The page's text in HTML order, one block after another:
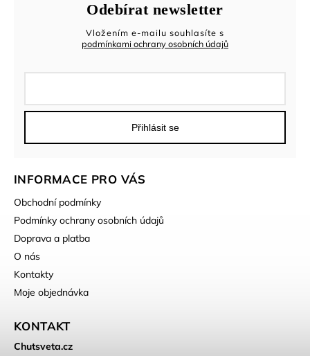
INFORMACE PRO VÁS
Obchodní podmínky
Podmínky ochrany osobních údajů
Doprava a platba
O nás
Kontakty
Moje objednávka
KONTAKT
Chutsveta.cz
Odebírat newsletter
Vložením e-mailu souhlasíte s
podmínkami ochrany osobních údajů
Přihlásit se